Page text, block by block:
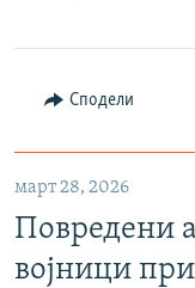
Сподели
март 28, 2026
Повредени
војници